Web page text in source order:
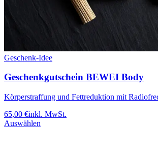
Geschenk-Idee
Geschenkgutschein BEWEI Body
Körperstraffung und Fettreduktion mit
65,00 €inkl. MwSt.
Auswählen